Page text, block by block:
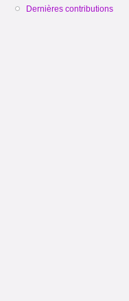
Dernières contributions